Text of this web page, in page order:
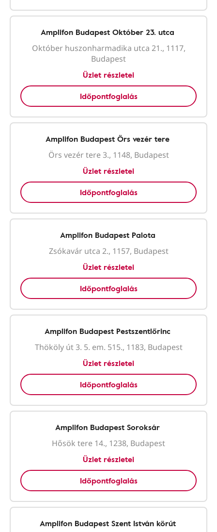
Amplifon Budapest Október 23. utca
Október huszonharmadika utca 21., 1117,
Budapest
Üzlet részletei
Időpontfoglalás
Amplifon Budapest Örs vezér tere
Örs vezér tere 3., 1148, Budapest
Üzlet részletei
Időpontfoglalás
Amplifon Budapest Palota
Zsókavár utca 2., 1157, Budapest
Üzlet részletei
Időpontfoglalás
Amplifon Budapest Pestszentlőrinc
Thököly út 3. 5. em. 515., 1183, Budapest
Üzlet részletei
Időpontfoglalás
Amplifon Budapest Soroksár
Hősök tere 14., 1238, Budapest
Üzlet részletei
Időpontfoglalás
Amplifon Budapest Szent István körút